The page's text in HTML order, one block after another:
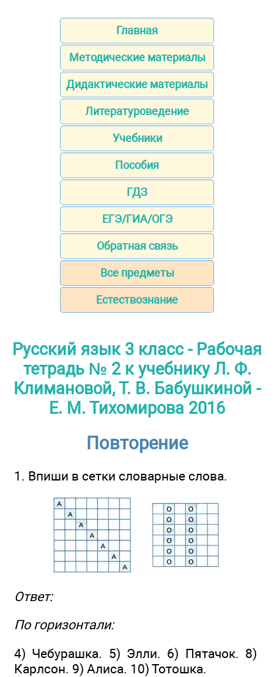
Главная
Методические материалы
Дидактические материалы
Литературоведение
Учебники
Пособия
ГДЗ
ЕГЭ/ГИА/ОГЭ
Обратная связь
Все предметы
Естествознание
Русский язык 3 класс - Рабочая
тетрадь № 2 к учебнику Л. Ф.
Климановой, Т. В. Бабушкиной -
Е. М. Тихомирова 2016
Повторение
1. Впиши в сетки словарные слова.
Ответ:
По горизонтали:
4) Чебурашка. 5) Элли. 6) Пятачок. 8)
Карлсон. 9) Алиса. 10) Тотошка.